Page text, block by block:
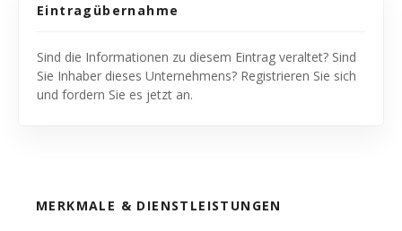
Eintragübernahme
Sind die Informationen zu diesem Eintrag veraltet? Sind
Sie Inhaber dieses Unternehmens? Registrieren Sie sich
und fordern Sie es jetzt an.
MERKMALE & DIENSTLEISTUNGEN